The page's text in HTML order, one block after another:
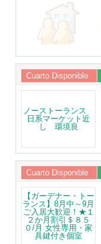
Cuarto Disponible
Cuarto Disponible